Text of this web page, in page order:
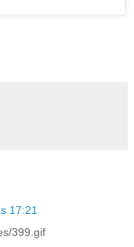
17:21
399.gif